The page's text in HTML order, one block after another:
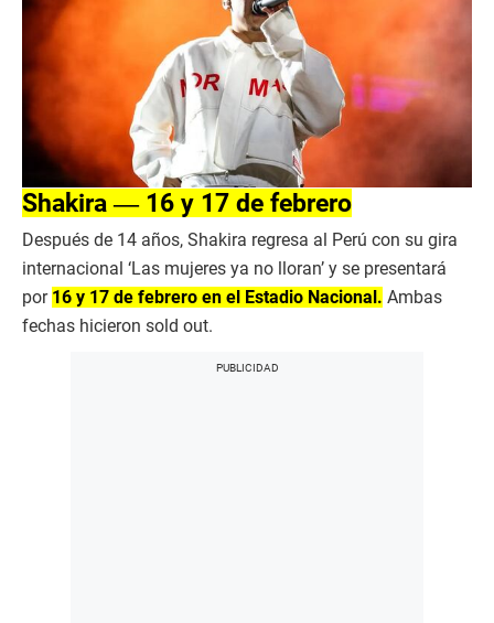
Shakira ― 16 y 17 de febrero
Después de 14 años, Shakira regresa al Perú con su gira
internacional ‘Las mujeres ya no lloran’ y se presentará
por 16 y 17 de febrero en el Estadio Nacional. Ambas
fechas hicieron sold out.